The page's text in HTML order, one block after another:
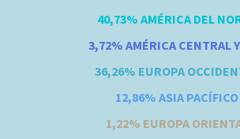
40,73% AMÉRICA DEL
3,72% AMÉRICA CENTRAL
36,26% EUROPA
12,86% ASIA PACÍFICO
1,22% EUROPA